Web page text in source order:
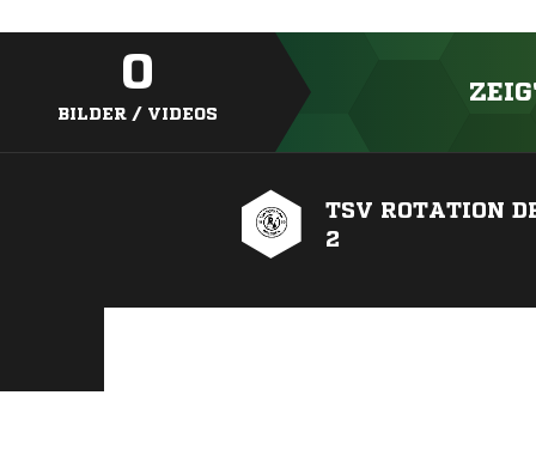
0
BILDER / VIDEOS
TSV ROTATION
2